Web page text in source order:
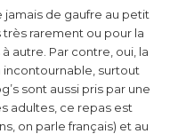
jamais de gaufre au petit
très rarement ou pour la
autre. Par contre, oui, la
incontournable, surtout
sont aussi pris par une
adultes, ce repas est
on parle français) et au